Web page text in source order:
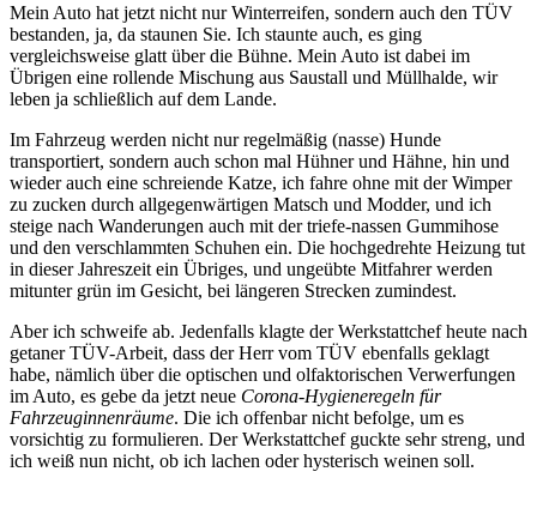
Mein Auto hat jetzt nicht nur Winterreifen, sondern auch den TÜV
bestanden, ja, da staunen Sie. Ich staunte auch, es ging
vergleichsweise glatt über die Bühne. Mein Auto ist dabei im
Übrigen eine rollende Mischung aus Saustall und Müllhalde, wir
leben ja schließlich auf dem Lande.
Im Fahrzeug werden nicht nur regelmäßig (nasse) Hunde
transportiert, sondern auch schon mal Hühner und Hähne, hin und
wieder auch eine schreiende Katze, ich fahre ohne mit der Wimper
zu zucken durch allgegenwärtigen Matsch und Modder, und ich
steige nach Wanderungen auch mit der triefe-nassen Gummihose
und den verschlammten Schuhen ein. Die hochgedrehte Heizung tut
in dieser Jahreszeit ein Übriges, und ungeübte Mitfahrer werden
mitunter grün im Gesicht, bei längeren Strecken zumindest.
Aber ich schweife ab. Jedenfalls klagte der Werkstattchef heute nach
getaner TÜV-Arbeit, dass der Herr vom TÜV ebenfalls geklagt
habe, nämlich über die optischen und olfaktorischen Verwerfungen
im Auto, es gebe da jetzt neue Corona-Hygieneregeln für
Fahrzeuginnenräume. Die ich offenbar nicht befolge, um es
vorsichtig zu formulieren. Der Werkstattchef guckte sehr streng, und
ich weiß nun nicht, ob ich lachen oder hysterisch weinen soll.